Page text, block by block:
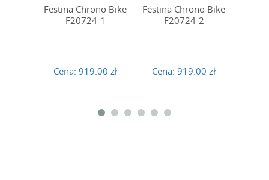
Festina Chrono Bike
F20724-1
Cena: 919.00 zł
Festina Chrono Bike
F20724-2
Cena: 919.00 zł